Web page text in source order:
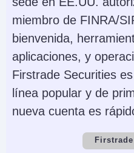
Funds,
Cryptocurrencies
Monedas de cuenta
miembro de FINRA/
bienvenida,
aplicaciones, y
Firstrade Securities
línea popular y de
nueva cuenta es